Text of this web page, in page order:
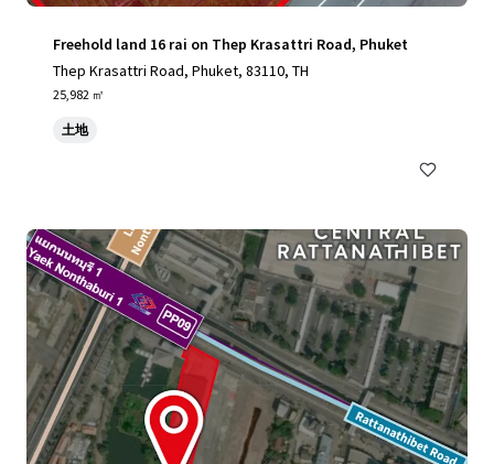
Freehold land 16 rai on Thep Krasattri Road, Phuket
Thep Krasattri Road, Phuket, 83110, TH
25,982 ㎡
土地